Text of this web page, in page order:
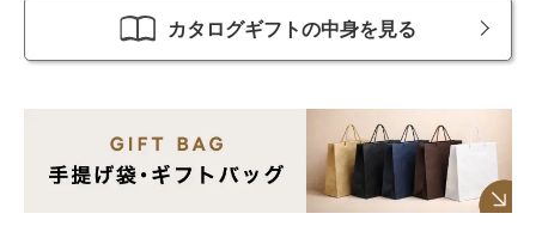
カタログギフトの中身を見る